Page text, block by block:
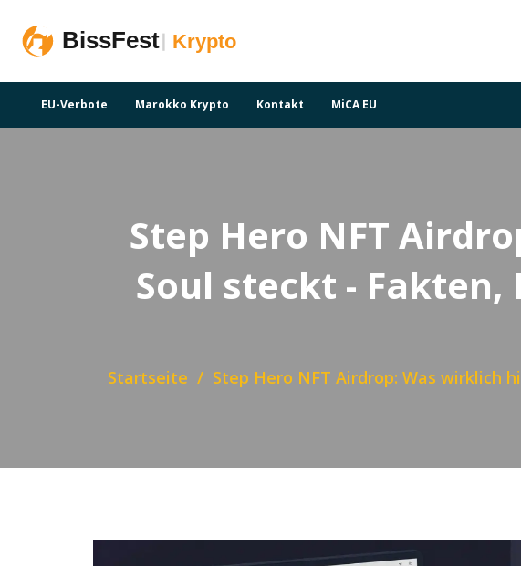
EU-Verbote Marokko Krypto Kontakt MiCA EU
Step Hero NFT
Soul steckt - Fakten,
Startseite Step Hero NFT Airdrop: Was wirklich